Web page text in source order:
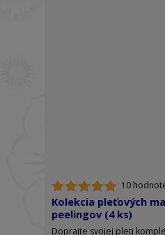
10
Kolekcia pleťových
peelingov (4 ks)
Doprajte svojej pleti